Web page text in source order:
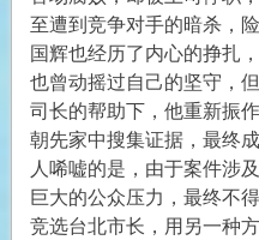
至遭到竞争对手的暗杀，
国辉也经历了内心的挣扎
也曾动摇过自己的坚守，
司长的帮助下，他重新振
朝先家中搜集证据，最终
人唏嘘的是，由于案件涉
巨大的公众压力，最终不
竞选台北市长，用另一种